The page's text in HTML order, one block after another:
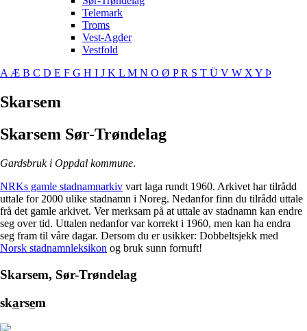
Telemark
Troms
Vest-Agder
Vestfold
AÆ B C D E F G H I J K L M N O Ø PR S T Ü V W XY Þ
Skarsem
Skarsem Sør-Trøndelag
Gardsbruk i Oppdal kommune.
NRKs gamle stadnamnarkiv vart laga rundt 1960. Arkivet har tilrådd
uttale for 2000 ulike stadnamn i Noreg. Nedanfor finn du tilrådd uttale
frå det gamle arkivet. Ver merksam på at uttale av stadnamn kan endre
seg over tid. Uttalen nedanfor var korrekt i 1960, men kan ha endra
seg fram til våre dagar. Dersom du er usikker: Dobbeltsjekk med
Norsk stadnamnleksikon og bruk sunn fornuft!
Skarsem, Sør-Trøndelag
skarsem